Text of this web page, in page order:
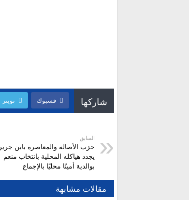
شاركها فسبوك تويتر
السابق
حزب الأصالة والمعاصرة بابن جرير
يجدد هياكله المحلية بانتخاب منعم
بوالدية أمينًا محليًا بالإجماع
مقالات مشابهة